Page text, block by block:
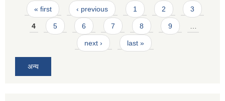
Pages
« first ‹ previous 1 2 3
4 5 6 7 8 9 …
next › last »
अन्य